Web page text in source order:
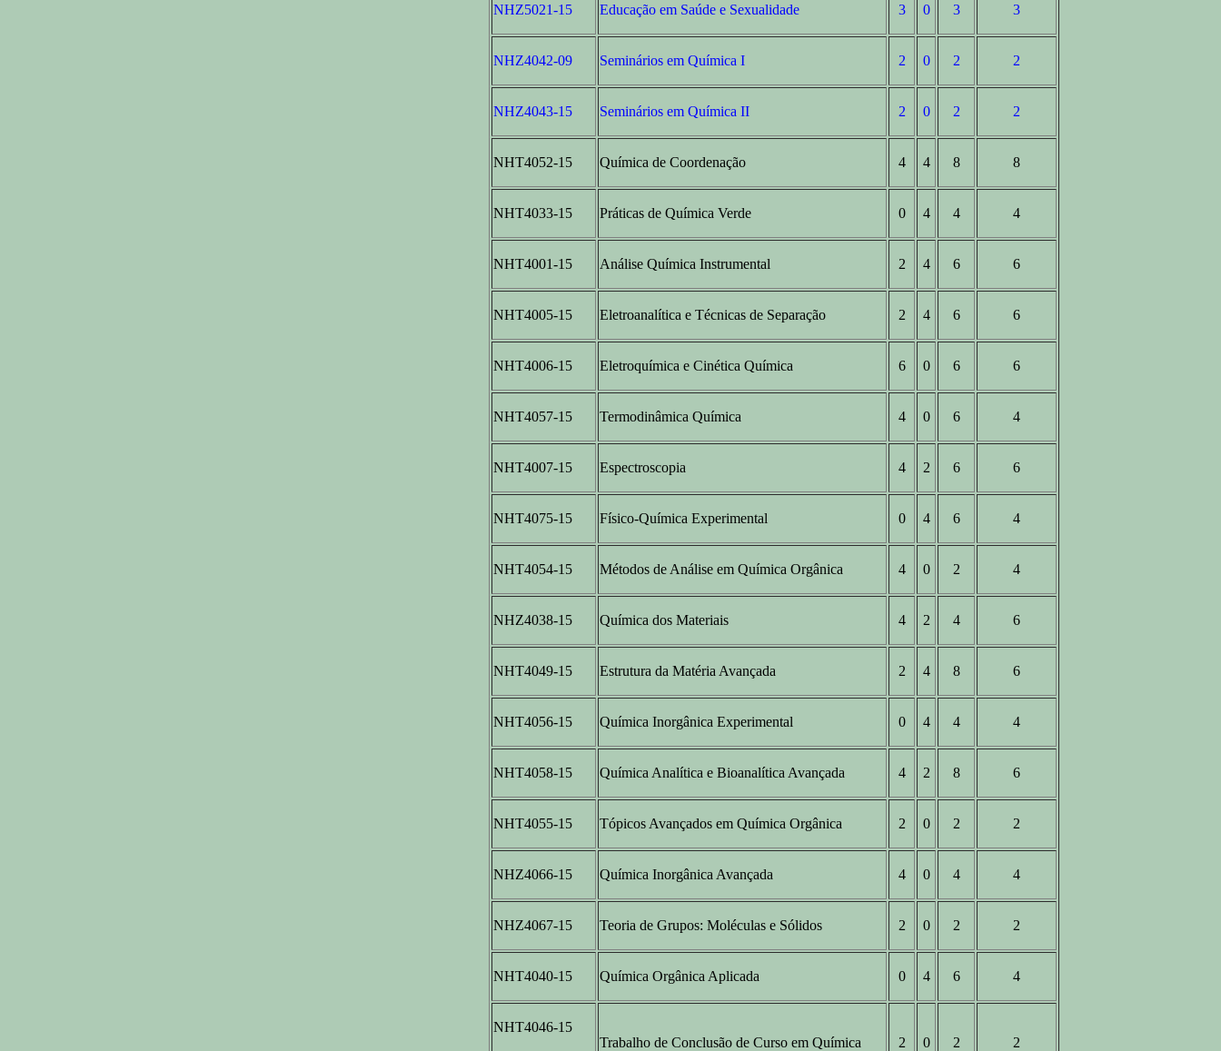
NHZ5021-15 Educação em Saúde e Sexualidade 3 0 3 3
NHZ4042-09 Seminários em Química I 2 0 2 2
NHZ4043-15 Seminários em Química II 2 0 2 2
NHT4052-15 Química de Coordenação 4 4 8 8
NHT4033-15 Práticas de Química Verde 0 4 4 4
NHT4001-15 Análise Química Instrumental 2 4 6 6
NHT4005-15 Eletroanalítica e Técnicas de Separação 2 4 6 6
NHT4006-15 Eletroquímica e Cinética Química 6 0 6 6
NHT4057-15 Termodinâmica Química 4 0 6 4
NHT4007-15 Espectroscopia 4 2 6 6
NHT4075-15 Físico-Química Experimental 0 4 6 4
NHT4054-15 Métodos de Análise em Química Orgânica 4 0 2 4
NHZ4038-15 Química dos Materiais 4 2 4 6
NHT4049-15 Estrutura da Matéria Avançada 2 4 8 6
NHT4056-15 Química Inorgânica Experimental 0 4 4 4
NHT4058-15 Química Analítica e Bioanalítica Avançada 4 2 8 6
NHT4055-15 Tópicos Avançados em Química Orgânica 2 0 2 2
NHZ4066-15 Química Inorgânica Avançada 4 0 4 4
NHZ4067-15 Teoria de Grupos: Moléculas e Sólidos 2 0 2 2
NHT4040-15 Química Orgânica Aplicada 0 4 6 4
NHT4046-15
Trabalho de Conclusão de Curso em Química
2 0 2 2